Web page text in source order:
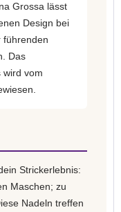
Grossa lässt
Design bei
führenden
Das
wird vom
Strickerlebnis:
Maschen; zu
Nadeln treffen